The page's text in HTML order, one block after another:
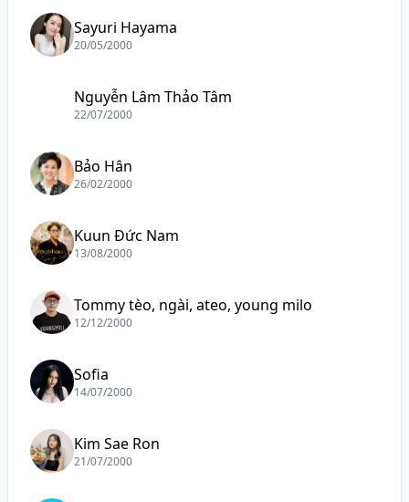
Sayuri Hayama
20/05/2000
Nguyễn Lâm Thảo Tâm
22/07/2000
Bảo Hân
26/02/2000
Kuun Đức Nam
13/08/2000
Tommy tèo, ngài, ateo, young milo
12/12/2000
Sofia
14/07/2000
Kim Sae Ron
21/07/2000